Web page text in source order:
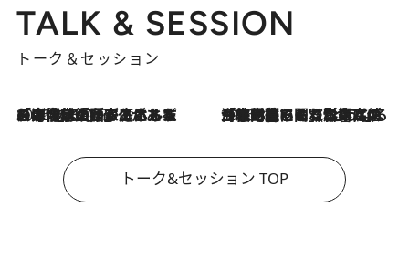
TALK & SESSION
トーク＆セッション
2026.8.3
「今後値上げがあるとすれば…」「リスクがあるのは今年の冬」エネルギー専門家が語る、ホルムズ海峡封鎖が家庭にもたらす“ある心配” 2026.8.3
「住宅建てられない…」「サーチャージ料の高値が続いている」ホルムズ海峡封鎖による影響はいつまで続く？《エネルギー専門家に聞く“どうなる日本の暮らし”》
トーク&セッション TOP